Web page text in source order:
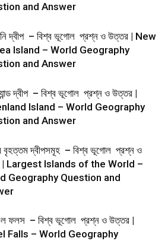
and Answer
দ্বীপ – বিশ্ব ভূগোল প্রশ্ন ও উত্তর | New
Island – World Geography
and Answer
দ্বীপ – বিশ্ব ভূগোল প্রশ্ন ও উত্তর |
Island – World Geography
and Answer
বৃহত্তম দ্বীপসমূহ – বিশ্ব ভূগোল প্রশ্ন ও
| Largest Islands of the World –
Geography Question and
ফলস – বিশ্ব ভূগোল প্রশ্ন ও উত্তর |
Falls – World Geography